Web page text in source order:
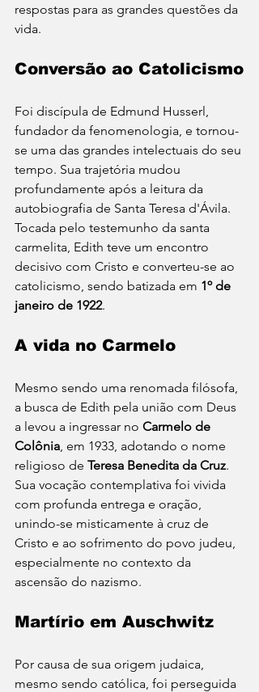
respostas para as grandes questões da
vida.
Conversão ao Catolicismo
Foi discípula de Edmund Husserl,
fundador da fenomenologia, e tornou-
se uma das grandes intelectuais do seu
tempo. Sua trajetória mudou
profundamente após a leitura da
autobiografia de Santa Teresa d'Ávila.
Tocada pelo testemunho da santa
carmelita, Edith teve um encontro
decisivo com Cristo e converteu-se ao
catolicismo, sendo batizada em 1º de
janeiro de 1922.
A vida no Carmelo
Mesmo sendo uma renomada filósofa,
a busca de Edith pela união com Deus
a levou a ingressar no Carmelo de
Colônia, em 1933, adotando o nome
religioso de Teresa Benedita da Cruz.
Sua vocação contemplativa foi vivida
com profunda entrega e oração,
unindo-se misticamente à cruz de
Cristo e ao sofrimento do povo judeu,
especialmente no contexto da
ascensão do nazismo.
Martírio em Auschwitz
Por causa de sua origem judaica,
mesmo sendo católica, foi perseguida